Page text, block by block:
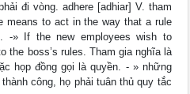
đi vòng. adhere [adhiar] V. tham
means to act in the way that a rule
-» If the new employees wish to
the boss’s rules. Tham gia nghĩa là
họp đồng gọi là quyền. - » những
công, họ phải tuân thủ quy tắc